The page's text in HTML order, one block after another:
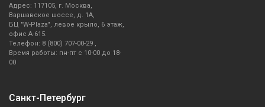
Адрес: 117105, г. Москва,
Варшавское шоссе, д. 1А,
БЦ "W-Plaza", левое крыло, 6 этаж,
офис А-615.
Телефон: 8 (800) 707-00-29 ,
Время работы: пн-пт с 10-00 до 18-
00
Санкт-Петербург